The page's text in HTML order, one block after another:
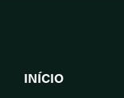
INÍCIO